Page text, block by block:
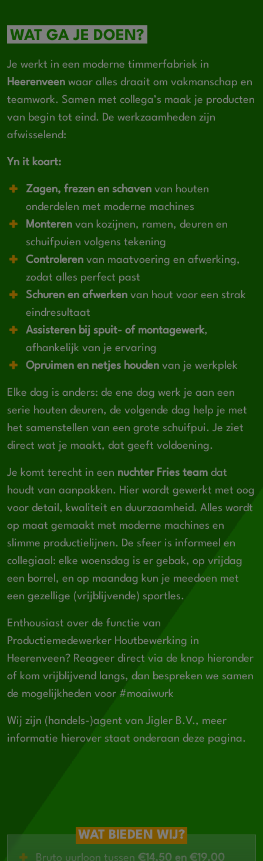
WAT GA JE DOEN?
Je werkt in een moderne timmerfabriek in
Heerenveen waar alles draait om vakmanschap en
teamwork. Samen met collega’s maak je producten
van begin tot eind. De werkzaamheden zijn
afwisselend:
Yn it koart:
Zagen, frezen en schaven van houten
onderdelen met moderne machines
Monteren van kozijnen, ramen, deuren en
schuifpuien volgens tekening
Controleren van maatvoering en afwerking,
zodat alles perfect past
Schuren en afwerken van hout voor een strak
eindresultaat
Assisteren bij spuit- of montagewerk,
afhankelijk van je ervaring
Opruimen en netjes houden van je werkplek
Elke dag is anders: de ene dag werk je aan een
serie houten deuren, de volgende dag help je met
het samenstellen van een grote schuifpui. Je ziet
direct wat je maakt, dat geeft voldoening.
Je komt terecht in een nuchter Fries team dat
houdt van aanpakken. Hier wordt gewerkt met oog
voor detail, kwaliteit en duurzaamheid. Alles wordt
op maat gemaakt met moderne machines en
slimme productielijnen. De sfeer is informeel en
collegiaal: elke woensdag is er gebak, op vrijdag
een borrel, en op maandag kun je meedoen met
een gezellige (vrijblijvende) sportles.
Enthousiast over de functie van
Productiemedewerker Houtbewerking in
Heerenveen? Reageer direct via de knop hieronder
of kom vrijblijvend langs, dan bespreken we samen
de mogelijkheden voor #moaiwurk
Wij zijn (handels-)agent van Jigler B.V., meer
informatie hierover staat onderaan deze pagina.
WAT BIEDEN WIJ?
Bruto uurloon tussen €14,50 en €19,00